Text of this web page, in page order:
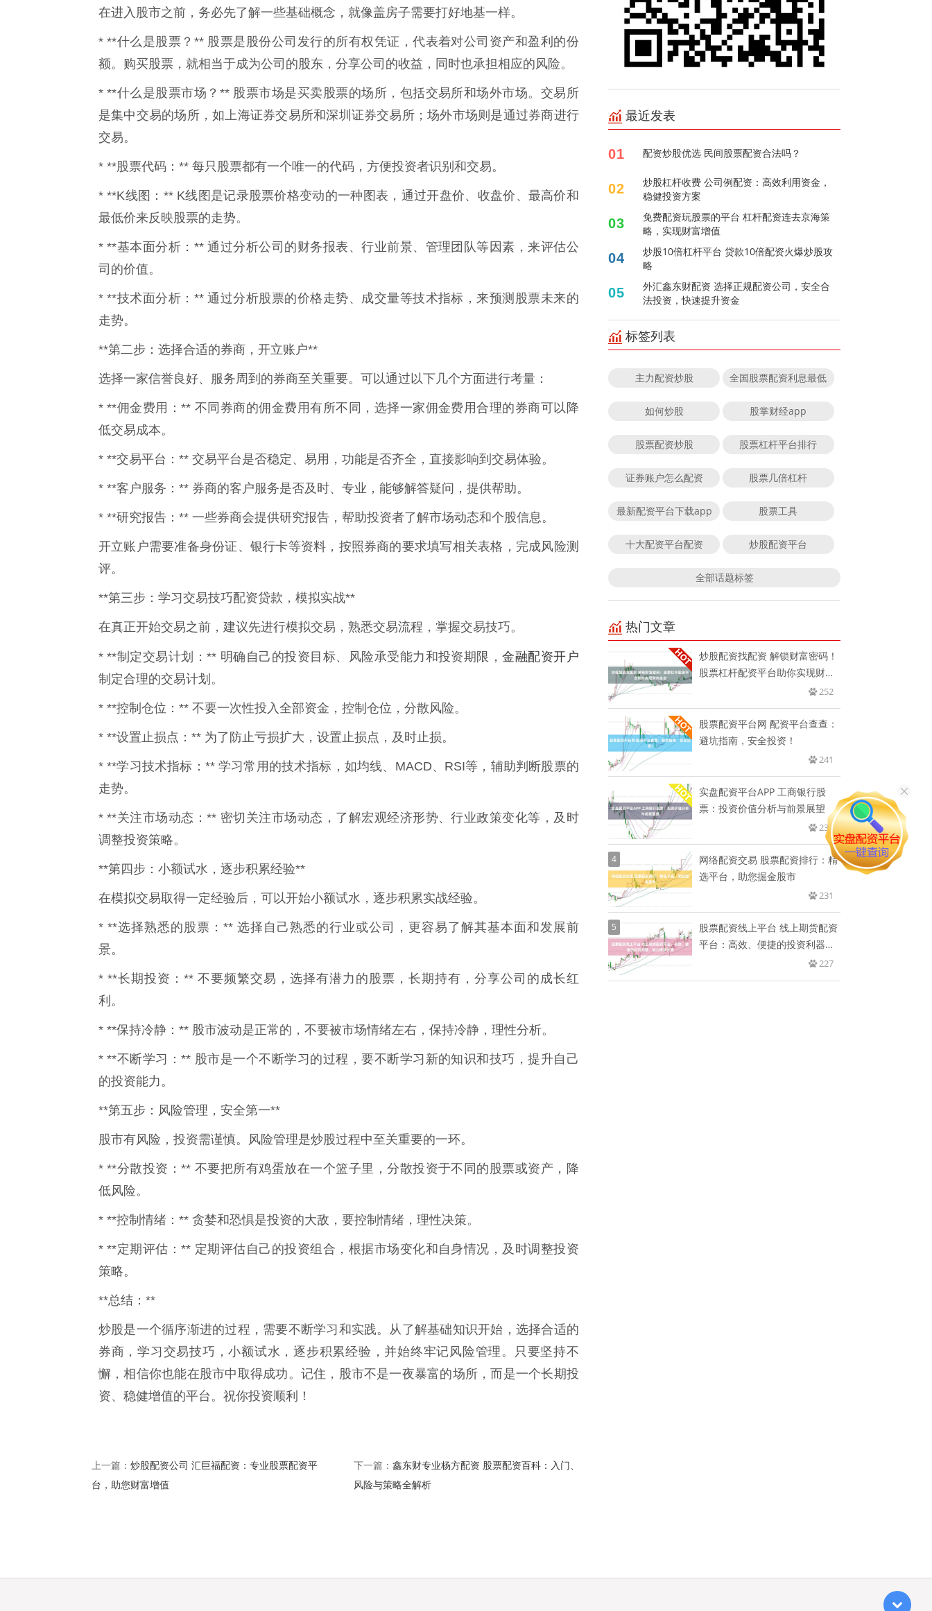
在进入股市之前，务必先了解一些基础概念，就像盖房子需要打好地基一样。
* **什么是股票？** 股票是股份公司发行的所有权凭证，代表着对公司资产和盈利的份
额。购买股票，就相当于成为公司的股东，分享公司的收益，同时也承担相应的风险。
* **什么是股票市场？** 股票市场是买卖股票的场所，包括交易所和场外市场。交易所
是集中交易的场所，如上海证券交易所和深圳证券交易所；场外市场则是通过券商进行
交易。
* **股票代码：** 每只股票都有一个唯一的代码，方便投资者识别和交易。
* **K线图：** K线图是记录股票价格变动的一种图表，通过开盘价、收盘价、最高价和
最低价来反映股票的走势。
* **基本面分析：** 通过分析公司的财务报表、行业前景、管理团队等因素，来评估公
司的价值。
* **技术面分析：** 通过分析股票的价格走势、成交量等技术指标，来预测股票未来的
走势。
**第二步：选择合适的券商，开立账户**
选择一家信誉良好、服务周到的券商至关重要。可以通过以下几个方面进行考量：
* **佣金费用：** 不同券商的佣金费用有所不同，选择一家佣金费用合理的券商可以降
低交易成本。
* **交易平台：** 交易平台是否稳定、易用，功能是否齐全，直接影响到交易体验。
* **客户服务：** 券商的客户服务是否及时、专业，能够解答疑问，提供帮助。
* **研究报告：** 一些券商会提供研究报告，帮助投资者了解市场动态和个股信息。
开立账户需要准备身份证、银行卡等资料，按照券商的要求填写相关表格，完成风险测
评。
**第三步：学习交易技巧配资贷款，模拟实战**
在真正开始交易之前，建议先进行模拟交易，熟悉交易流程，掌握交易技巧。
* **制定交易计划：** 明确自己的投资目标、风险承受能力和投资期限，金融配资开户
制定合理的交易计划。
* **控制仓位：** 不要一次性投入全部资金，控制仓位，分散风险。
* **设置止损点：** 为了防止亏损扩大，设置止损点，及时止损。
* **学习技术指标：** 学习常用的技术指标，如均线、MACD、RSI等，辅助判断股票的
走势。
* **关注市场动态：** 密切关注市场动态，了解宏观经济形势、行业政策变化等，及时
调整投资策略。
**第四步：小额试水，逐步积累经验**
在模拟交易取得一定经验后，可以开始小额试水，逐步积累实战经验。
* **选择熟悉的股票：** 选择自己熟悉的行业或公司，更容易了解其基本面和发展前
景。
* **长期投资：** 不要频繁交易，选择有潜力的股票，长期持有，分享公司的成长红
利。
* **保持冷静：** 股市波动是正常的，不要被市场情绪左右，保持冷静，理性分析。
* **不断学习：** 股市是一个不断学习的过程，要不断学习新的知识和技巧，提升自己
的投资能力。
**第五步：风险管理，安全第一**
股市有风险，投资需谨慎。风险管理是炒股过程中至关重要的一环。
* **分散投资：** 不要把所有鸡蛋放在一个篮子里，分散投资于不同的股票或资产，降
低风险。
* **控制情绪：** 贪婪和恐惧是投资的大敌，要控制情绪，理性决策。
* **定期评估：** 定期评估自己的投资组合，根据市场变化和自身情况，及时调整投资
策略。
**总结：**
炒股是一个循序渐进的过程，需要不断学习和实践。从了解基础知识开始，选择合适的
券商，学习交易技巧，小额试水，逐步积累经验，并始终牢记风险管理。只要坚持不
懈，相信你也能在股市中取得成功。记住，股市不是一夜暴富的场所，而是一个长期投
资、稳健增值的平台。祝你投资顺利！
上一篇： 炒股配资公司 汇巨福配资：专业股票配资平
台，助您财富增值
下一篇： 鑫东财专业杨方配资 股票配资百科：入门、
风险与策略全解析
最近发表
01 配资炒股优选 民间股票配资合法吗？
02
炒股杠杆收费 公司例配资：高效利用资金，
稳健投资方案
03
免费配资玩股票的平台 杠杆配资连去京海策
略，实现财富增值
04
炒股10倍杠杆平台 贷款10倍配资火爆炒股攻
略
05
外汇鑫东财配资 选择正规配资公司，安全合
法投资，快速提升资金
标签列表
主力配资炒股 全国股票配资利息最低
如何炒股 股掌财经app
股票配资炒股 股票杠杆平台排行
证券账户怎么配资 股票几倍杠杆
最新配资平台下载app 股票工具
十大配资平台配资 炒股配资平台
全部话题标签
热门文章
炒股配资找配资 解锁财富密码！
股票杠杆配资平台助你实现财务
252
股票配资平台网 配资平台查查：
避坑指南，安全投资！
241
实盘配资平台APP 工商银行股
票：投资价值分析与前景展望
232
4
网络配资交易 股票配资排行：精
选平台，助您掘金股市
231
5
股票配资线上平台 线上期货配资
平台：高效、便捷的投资利器，
227